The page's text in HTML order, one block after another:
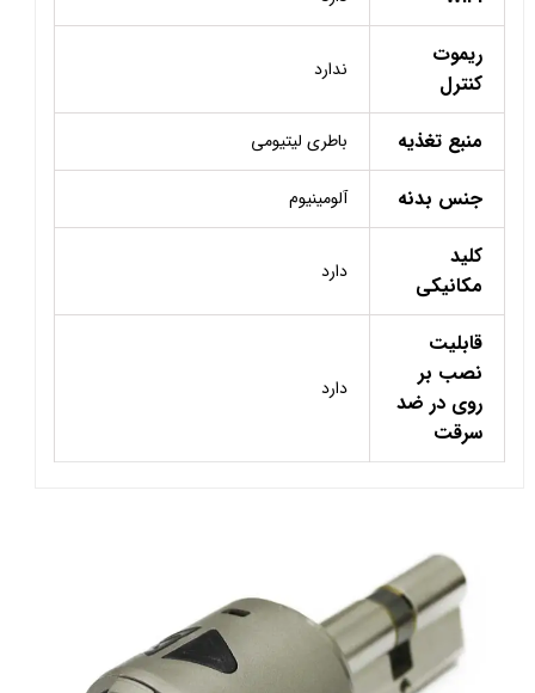
ریموت
کنترل
ندارد
منبع تغذیه باطری لیتیومی
جنس بدنه آلومینیوم
کلید
مکانیکی
دارد
قابلیت
نصب بر
روی در ضد
سرقت
دارد